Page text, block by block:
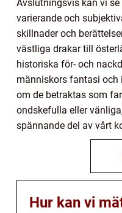
Avslutningsvis kan vi
varierande och
skillnader och
västliga drakar till
historiska för- och
människors fantasi och
om de betraktas som
ondskefulla eller
spännande del av vårt
Hur kan vi